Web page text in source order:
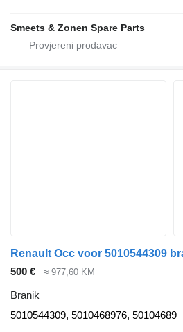
Smeets & Zonen Spare Parts
Renault Occ voor 5010544309
500 €
≈ 977,60 KM
Branik
5010544309, 5010468976, 50104689